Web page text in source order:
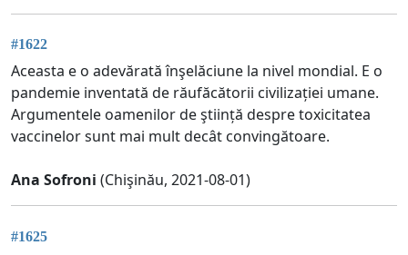
#1622
Aceasta e o adevărată înşelăciune la nivel mondial. E o
pandemie inventată de răufăcătorii civilizației umane.
Argumentele oamenilor de ştiință despre toxicitatea
vaccinelor sunt mai mult decât convingătoare.
Ana Sofroni (Chişinău, 2021-08-01)
#1625